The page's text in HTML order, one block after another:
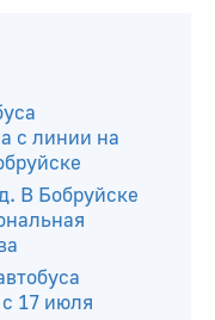
с линии на
В Бобруйске
17 июля